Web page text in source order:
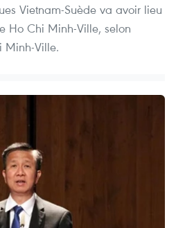
Vietnam-Suède va avoir lieu
Ho Chi Minh-Ville, selon
Minh-Ville.